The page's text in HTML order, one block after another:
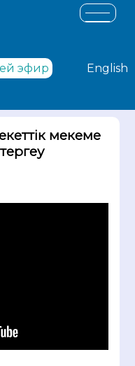
эфир English
мекеме